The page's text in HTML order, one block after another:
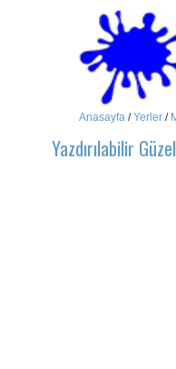
Anasayfa /Yerler /
Yazdırılabilir